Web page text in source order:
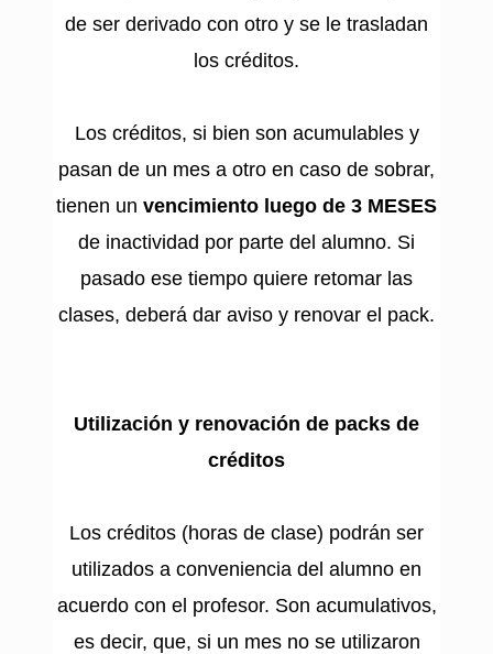
de ser derivado con otro y se le trasladan
los créditos.
Los créditos, si bien son acumulables y
pasan de un mes a otro en caso de sobrar,
tienen un vencimiento luego de 3 MESES
de inactividad por parte del alumno. Si
pasado ese tiempo quiere retomar las
clases, deberá dar aviso y renovar el pack.
Utilización y renovación de packs de
créditos
Los créditos (horas de clase) podrán ser
utilizados a conveniencia del alumno en
acuerdo con el profesor. Son acumulativos,
es decir, que, si un mes no se utilizaron